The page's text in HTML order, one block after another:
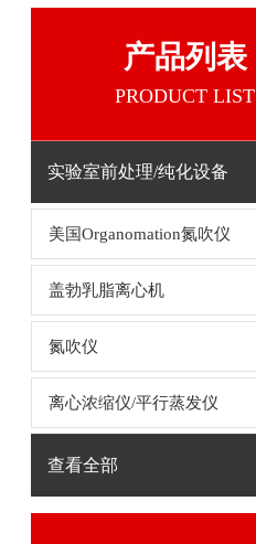
产品列表
PRODUCT LIST
实验室前处理/纯化设备
美国Organomation氮吹仪
盖勃乳脂离心机
氮吹仪
离心浓缩仪/平行蒸发仪
查看全部